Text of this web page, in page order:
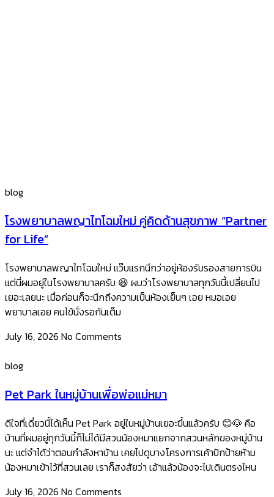
blog
โรงพยาบาลพญาไทโฉมใหม่ คู่คิดด้านสุขภาพ “Partner
for Life”
โรงพยาบาลพญาไทโฉมใหม่ แว๊บแรกนึกว่าอยู่ห้องรับรองสายการบิน
แต่นี่ผมอยู่ในโรงพยาบาลครับ 😆 ผมว่าโรงพยาบาลทุกวันนี้เปลี่ยนไป
เยอะเลยนะ เมื่อก่อนก็จะนึกถึงความเป็นห้องเย็นๆ เอย หมอเอย
พยาบาลเอย คนไข้นั่งรอกันเต็ม
July 16, 2026 No Comments
blog
Pet Park ในหมู่บ้านเพื่อพ่อแม่หมา
ดีใจที่เดี๋ยวนี้ได้เห็น Pet Park อยู่ในหมู่บ้านเยอะขึ้นแล้วครับ 😊🐶 คือ
บ้านที่ผมอยู่ทุกวันนี้ก็ไม่ได้มีสวนน้องหมาแยกจากสวนหลักของหมู่บ้าน
นะ แต่จำได้ว่าตอนกำลังหาบ้าน เคยไปดูบางโครงการเค้าปักป้ายห้าม
น้องหมาเข้าไว้ที่สวนเลย เราก็สงสัยว่า เอ้าแล้วน้องจะไปเดินตรงไหน
July 16, 2026 No Comments